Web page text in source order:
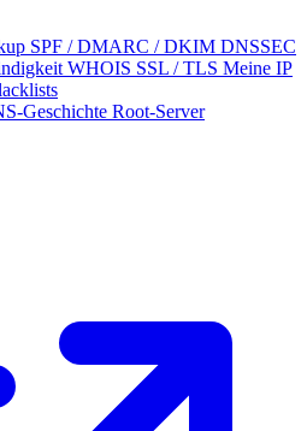
SPF / DMARC / DKIM DNSSEC
WHOIS SSL / TLS Meine IP
Geschichte Root-Server